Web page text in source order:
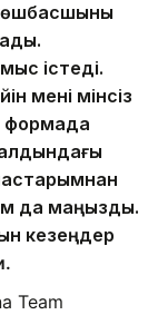
істеді.
мені мінсіз
формада
да маңызды.
кезеңдер
Team